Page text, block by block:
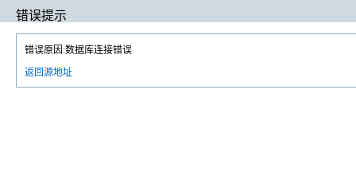
错误提示
错误原因:数据库连接错误
返回源地址